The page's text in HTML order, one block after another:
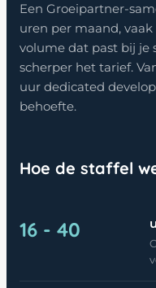
Een Groeipartner-
uren per maand,
volume dat past bij je
scherper het tarief.
uur dedicated
behoefte.
Hoe de staffel
16 - 40